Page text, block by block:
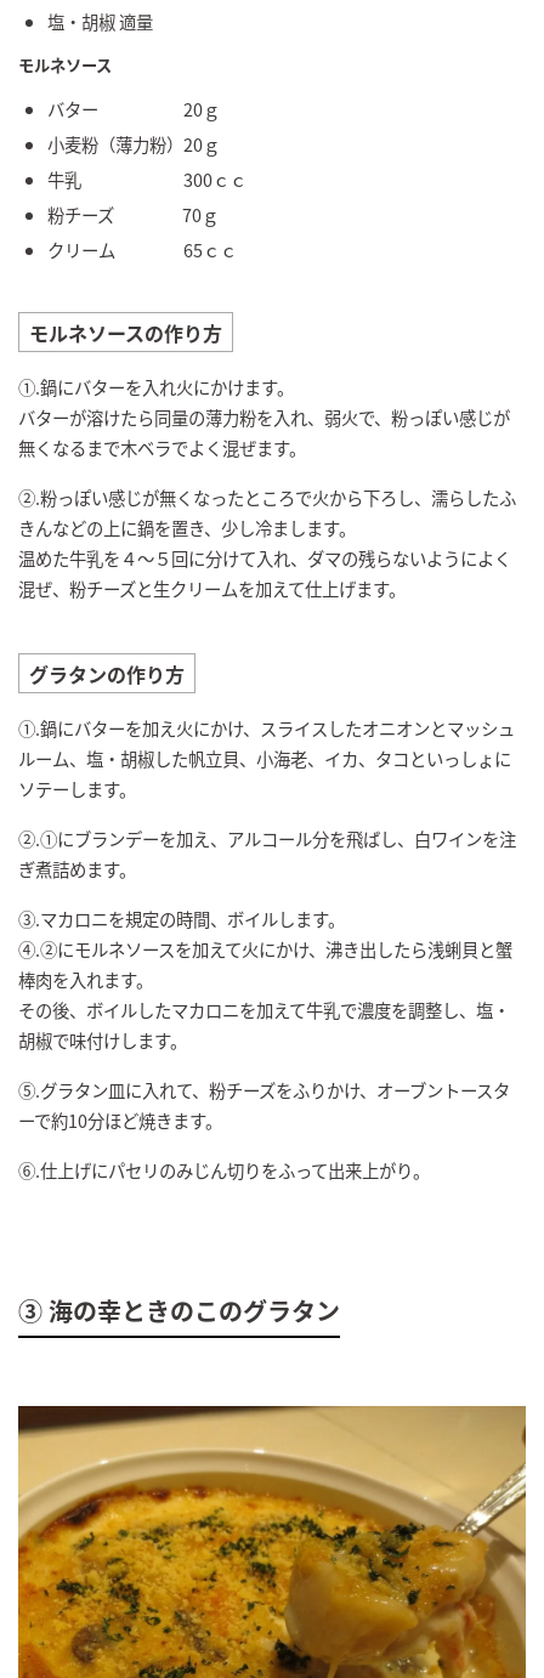
塩・胡椒 適量
モルネソース
バター 20ｇ
小麦粉（薄力粉）20ｇ
牛乳 300ｃｃ
粉チーズ 70ｇ
クリーム 65ｃｃ
モルネソースの作り方
①.鍋にバターを入れ火にかけます。
バターが溶けたら同量の薄力粉を入れ、弱火で、粉っぽい感じが
無くなるまで木ベラでよく混ぜます。
②.粉っぽい感じが無くなったところで火から下ろし、濡らしたふ
きんなどの上に鍋を置き、少し冷まします。
温めた牛乳を４～５回に分けて入れ、ダマの残らないようによく
混ぜ、粉チーズと生クリームを加えて仕上げます。
グラタンの作り方
①.鍋にバターを加え火にかけ、スライスしたオニオンとマッシュ
ルーム、塩・胡椒した帆立貝、小海老、イカ、タコといっしょに
ソテーします。
②.①にブランデーを加え、アルコール分を飛ばし、白ワインを注
ぎ煮詰めます。
③.マカロニを規定の時間、ボイルします。
④.②にモルネソースを加えて火にかけ、沸き出したら浅蜊貝と蟹
棒肉を入れます。
その後、ボイルしたマカロニを加えて牛乳で濃度を調整し、塩・
胡椒で味付けします。
⑤.グラタン皿に入れて、粉チーズをふりかけ、オーブントースタ
ーで約10分ほど焼きます。
⑥.仕上げにパセリのみじん切りをふって出来上がり。
③ 海の幸ときのこのグラタン